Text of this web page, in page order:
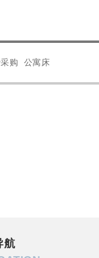
购 公寓床
航